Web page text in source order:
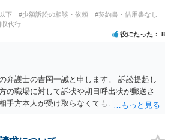
①着手金が請求額×8％or10万円の高い方、
いうところでしょうか。法律事務所によ
ところもあると思います。 勝訴の見込みや
いただいた場合の費用については、詳細を
ていただきますので、宜しければ、個別に
。 宜しくお願い致します。
下 #少額訴訟の相談・依頼
#契約書・借用書なし
代行
役にたった 8
弁護士の吉岡一誠と申します。 訴訟提起し
の職場に対して訴状や期日呼出状が郵送さ
手方本人が受け取らなくても、勤務先の他
に追及を続けることで回収に至ることはま